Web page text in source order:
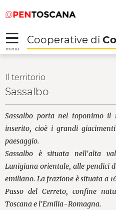
Skip to Main Content
alal
menu
Cooperative di
Il territorio
Sassalbo
Sassalbo porta nel toponimo il
inserito, cioè i grandi
paesaggio.
Sassalbo è situata nell'alta
Lunigiana orientale, alle pendici
emiliano. La frazione è situata a
Passo del Cerreto, confine
Toscana e l'Emilia-Romagna.